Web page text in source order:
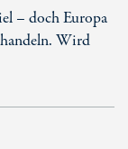
– doch Europa
Wird